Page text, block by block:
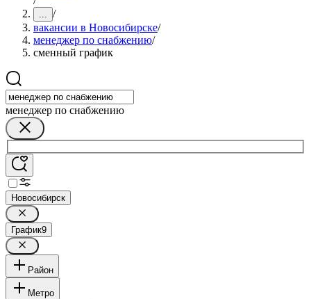
... /
вакансии в Новосибирске/
менеджер по снабжению/
сменный график
менеджер по снабжению
Новосибирск
График9
Район
Метро